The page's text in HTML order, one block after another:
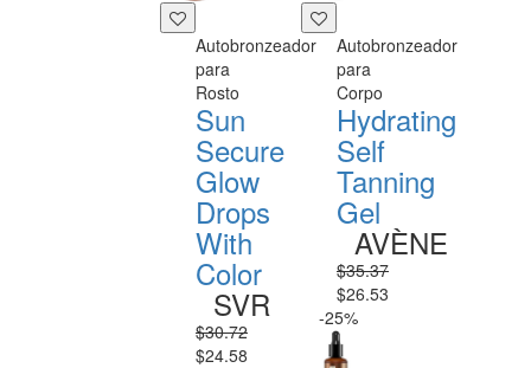
Autobronzeador
para
Rosto
Sun
Secure
Glow
Drops
With
Color
SVR
$30.72
$24.58
Autobronzeador
para
Corpo
Hydrating
Self
Tanning
Gel
AVÈNE
$35.37
$26.53
-25%